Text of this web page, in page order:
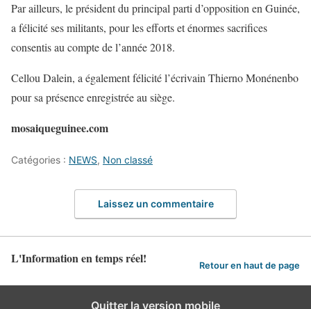
Par ailleurs, le président du principal parti d’opposition en Guinée,
a félicité ses militants, pour les efforts et énormes sacrifices
consentis au compte de l’année 2018.
Cellou Dalein, a également félicité l’écrivain Thierno Monénenbo
pour sa présence enregistrée au siège.
mosaiqueguinee.com
Catégories : NEWS, Non classé
Laissez un commentaire
L'Information en temps réel! Retour en haut de page
Quitter la version mobile